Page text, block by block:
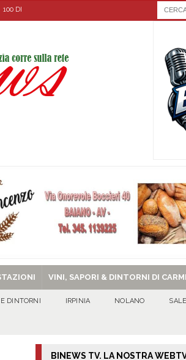
100 DI
prossime
EVIDENZA
VINI, SAPORI & DINTORNI DI
DINTORNI IRPINIA NOLANO
BINEWS TV. LA NOSTRA